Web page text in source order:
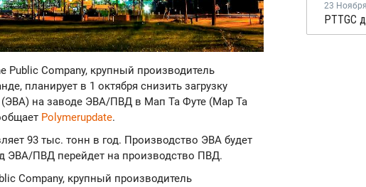
Public Company, крупный производитель
планирует в 1 октября снизить загрузку
(ЭВА) на заводе ЭВА/ПВД в Мап Та Футе (Map Ta
Polymerupdate.
93 тыс. тонн в год. Производство ЭВА будет
ЭВА/ПВД перейдет на производство ПВД.
Company, крупный производитель
23 Ноября